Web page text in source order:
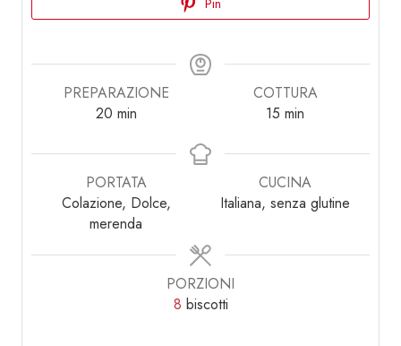
PREPARAZIONE
20minuti
min
COTTURA
15 minuti
min
PORTATA
Colazione, Dolce,
merenda
CUCINA
Italiana, senza glutine
PORZIONI
8 biscotti